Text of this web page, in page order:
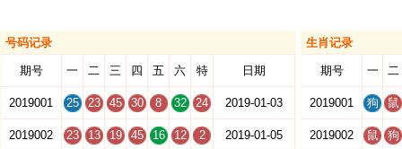
号码记录
期号 一 二 三 四 五 六 特 日期
2019001 25 23 45 30 8 32 24 2019-01-03
2019002 23 13 19 45 16 12 2 2019-01-05
生肖记录
期号 一 二
2019001 狗 鼠
2019002 鼠 狗